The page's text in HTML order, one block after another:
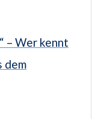
– Wer kennt
dem